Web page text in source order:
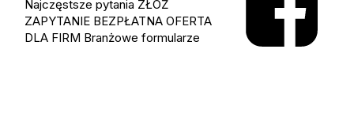
Najczęstsze pytania ZŁÓŻ
ZAPYTANIE BEZPŁATNA OFERTA
DLA FIRM Branżowe formularze